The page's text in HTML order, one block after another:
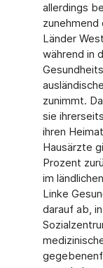
allerdings
Länder
während in
zunimmt.
sie
ihren
Hausärzte
Prozent
im
Linke
darauf ab,